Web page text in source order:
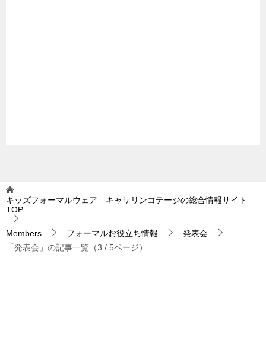
キッズフォーマルウェア キャサリンコテージの総合情報サイト
TOP
Members フォーマルお役立ち情報
発表会
「発表会」の記事一覧（3 / 5ページ）